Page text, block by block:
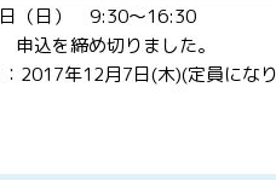
（日） 9:30～16:30
込を締め切りました。
2017年12月7日(木)(定員にな